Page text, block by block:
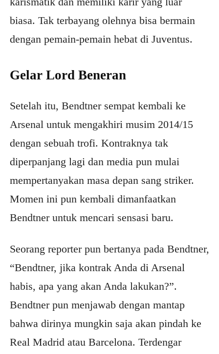
biasa. Tak terbayang olehnya bisa bermain
dengan pemain-pemain hebat di Juventus.
Gelar Lord Beneran
Setelah itu, Bendtner sempat kembali ke
Arsenal untuk mengakhiri musim 2014/15
dengan sebuah trofi. Kontraknya tak
diperpanjang lagi dan media pun mulai
mempertanyakan masa depan sang striker.
Momen ini pun kembali dimanfaatkan
Bendtner untuk mencari sensasi baru.
Seorang reporter pun bertanya pada Bendtner,
“Bendtner, jika kontrak Anda di Arsenal
habis, apa yang akan Anda lakukan?”.
Bendtner pun menjawab dengan mantap
bahwa dirinya mungkin saja akan pindah ke
Real Madrid atau Barcelona. Terdengar